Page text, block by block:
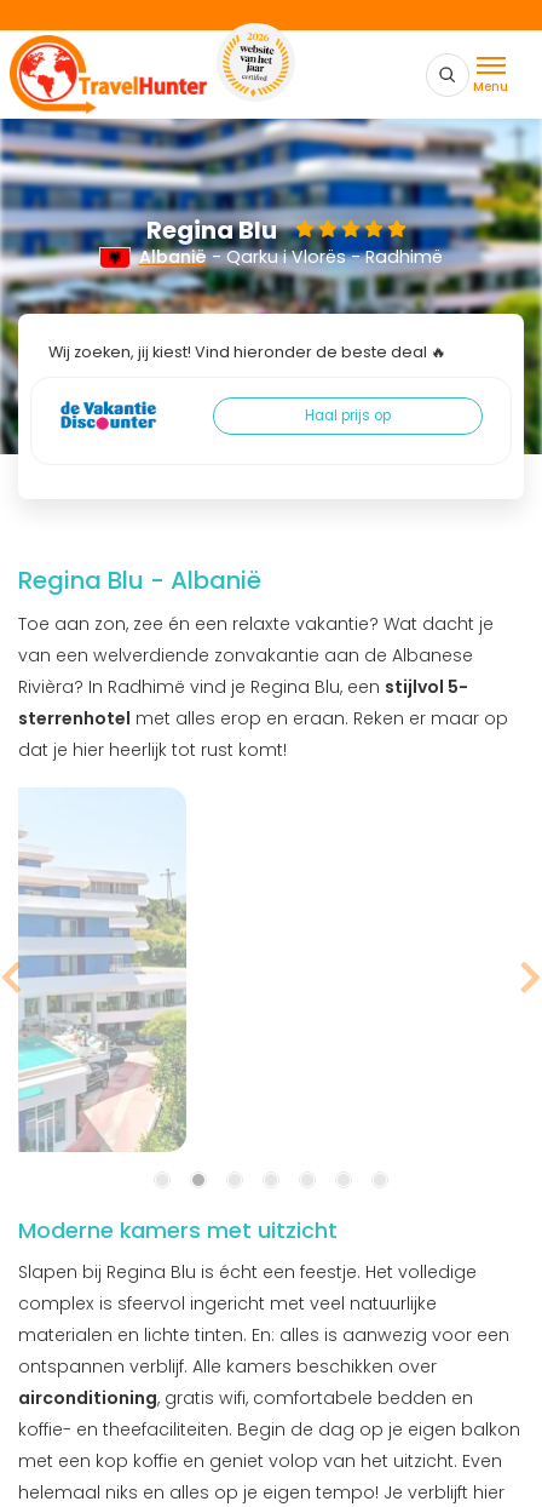
Menu
Regina Blu
Albanië- Qarku i Vlorës - Radhimë
Wij zoeken, jij kiest! Vind hieronder de beste deal 🔥
Haal prijs op
Regina Blu - Albanië
Toe aan zon, zee én een relaxte vakantie? Wat dacht je
van een welverdiende zonvakantie aan de Albanese
Rivièra? In Radhimë vind je Regina Blu, een stijlvol 5-
sterrenhotel met alles erop en eraan. Reken er maar op
dat je hier heerlijk tot rust komt!
Moderne kamers met uitzicht
Slapen bij Regina Blu is écht een feestje. Het volledige
complex is sfeervol ingericht met veel natuurlijke
materialen en lichte tinten. En: alles is aanwezig voor een
ontspannen verblijf. Alle kamers beschikken over
airconditioning, gratis wifi, comfortabele bedden en
koffie- en theefaciliteiten. Begin de dag op je eigen balkon
met een kop koffie en geniet volop van het uitzicht. Even
helemaal niks en alles op je eigen tempo! Je verblijft hier